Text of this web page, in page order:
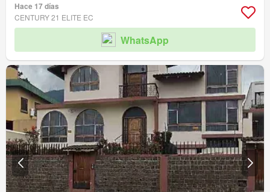
Hace 17 días
CENTURY 21 ELITE EC
WhatsApp